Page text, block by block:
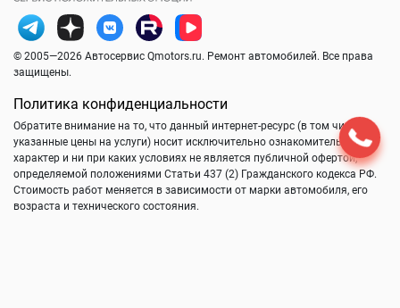
© 2005—2026 Автосервис Qmotors.ru. Ремонт автомобилей. Все права
защищены.
Политика конфиденциальности
Обратите внимание на то, что данный интернет-ресурс (в том числе
указанные цены на услуги) носит исключительно ознакомительный
характер и ни при каких условиях не является публичной офертой,
определяемой положениями Статьи 437 (2) Гражданского кодекса РФ.
Стоимость работ меняется в зависимости от марки автомобиля, его
возраста и технического состояния.